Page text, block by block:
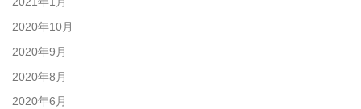
2020年10月
2020年9月
2020年8月
2020年6月